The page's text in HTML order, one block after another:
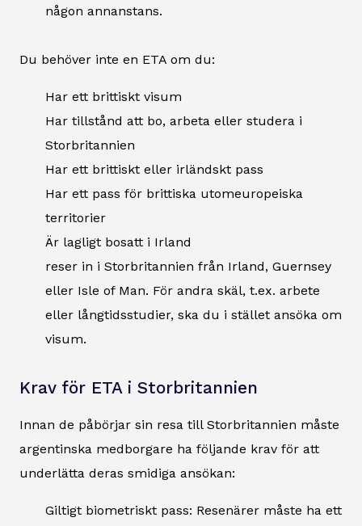
någon annanstans.
Du behöver inte en ETA om du:
Har ett brittiskt visum
Har tillstånd att bo, arbeta eller studera i
Storbritannien
Har ett brittiskt eller irländskt pass
Har ett pass för brittiska utomeuropeiska
territorier
Är lagligt bosatt i Irland
reser in i Storbritannien från Irland, Guernsey
eller Isle of Man. För andra skäl, t.ex. arbete
eller långtidsstudier, ska du i stället ansöka om
visum.
Krav för ETA i Storbritannien
Innan de påbörjar sin resa till Storbritannien måste
argentinska medborgare ha följande krav för att
underlätta deras smidiga ansökan:
Giltigt biometriskt pass: Resenärer måste ha ett